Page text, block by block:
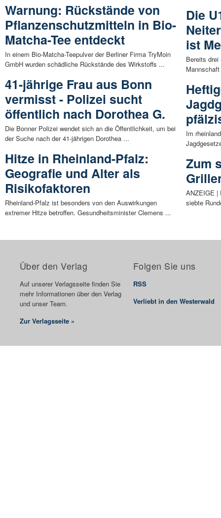
Warnung: Rückstände von
Pflanzenschutzmitteln in Bio-
Matcha-Tee entdeckt
In einem Bio-Matcha-Teepulver der Berliner Firma TryMoin
GmbH wurden schädliche Rückstände des Wirkstoffs ...
41-jährige Frau aus Bonn
vermisst - Polizei sucht
öffentlich nach Dorothea G.
Die Bonner Polizei wendet sich an die Öffentlichkeit, um bei
der Suche nach der 41-jährigen Dorothea ...
Hitze in Rheinland-Pfalz:
Geografie und Alter als
Risikofaktoren
Rheinland-Pfalz ist besonders von den Auswirkungen
extremer Hitze betroffen. Gesundheitsminister Clemens ...
Die
ist
Bereits
Im
Zum
ANZEIGE |
siebte
Über den Verlag
Auf unserer Verlagsseite finden Sie
mehr Informationen über den Verlag
und unser Team.
Zur Verlagsseite »
Folgen Sie uns
RSS
Verliebt in den Westerwald